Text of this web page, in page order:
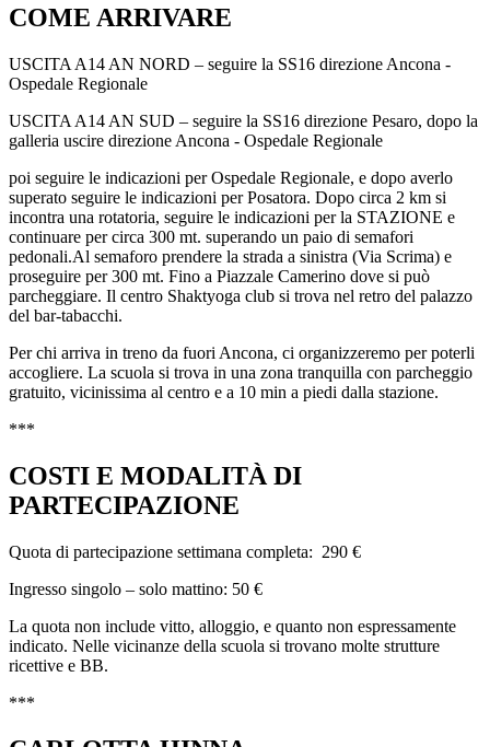
COME ARRIVARE
USCITA A14 AN NORD – seguire la SS16 direzione Ancona -
Ospedale Regionale
USCITA A14 AN SUD – seguire la SS16 direzione Pesaro, dopo la
galleria uscire direzione Ancona - Ospedale Regionale
poi seguire le indicazioni per Ospedale Regionale, e dopo averlo
superato seguire le indicazioni per Posatora. Dopo circa 2 km si
incontra una rotatoria, seguire le indicazioni per la STAZIONE e
continuare per circa 300 mt. superando un paio di semafori
pedonali.Al semaforo prendere la strada a sinistra (Via Scrima) e
proseguire per 300 mt. Fino a Piazzale Camerino dove si può
parcheggiare. Il centro Shaktyoga club si trova nel retro del palazzo
del bar-tabacchi.
Per chi arriva in treno da fuori Ancona, ci organizzeremo per poterli
accogliere. La scuola si trova in una zona tranquilla con parcheggio
gratuito, vicinissima al centro e a 10 min a piedi dalla stazione.
***
COSTI E MODALITÀ DI
PARTECIPAZIONE
Quota di partecipazione settimana completa: 290 €
Ingresso singolo – solo mattino: 50 €
La quota non include vitto, alloggio, e quanto non espressamente
indicato. Nelle vicinanze della scuola si trovano molte strutture
ricettive e BB.
***